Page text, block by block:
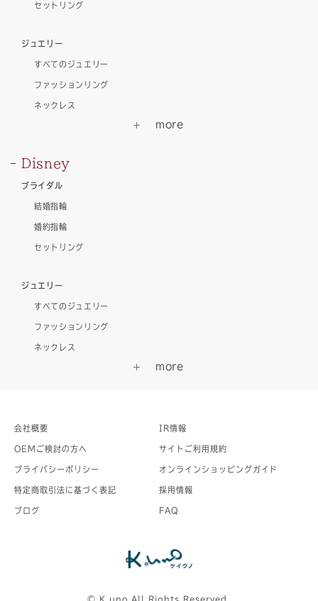
セットリング
ジュエリー
すべてのジュエリー
ファッションリング
ネックレス
Disney
ブライダル
結婚指輪
婚約指輪
セットリング
ジュエリー
すべてのジュエリー
ファッションリング
ネックレス
会社概要 IR情報
OEMご検討の方へ サイトご利用規約
プライバシーポリシー オンラインショッピングガイド
特定商取引法に基づく表記 採用情報
ブログ FAQ
©︎ K.uno All Rights Reserved.